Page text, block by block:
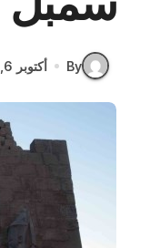
By أكتوبر 6, 2024